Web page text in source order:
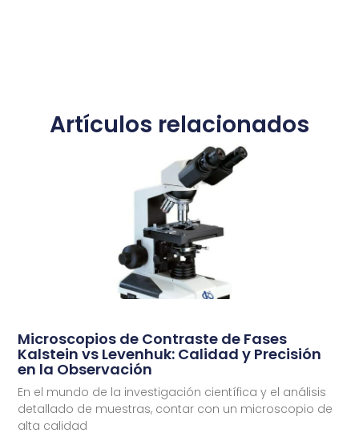
Artículos relacionados
Microscopios de Contraste de Fases
Kalstein vs Levenhuk: Calidad y Precisión
en la Observación
En el mundo de la investigación científica y el análisis
detallado de muestras, contar con un microscopio de
alta calidad